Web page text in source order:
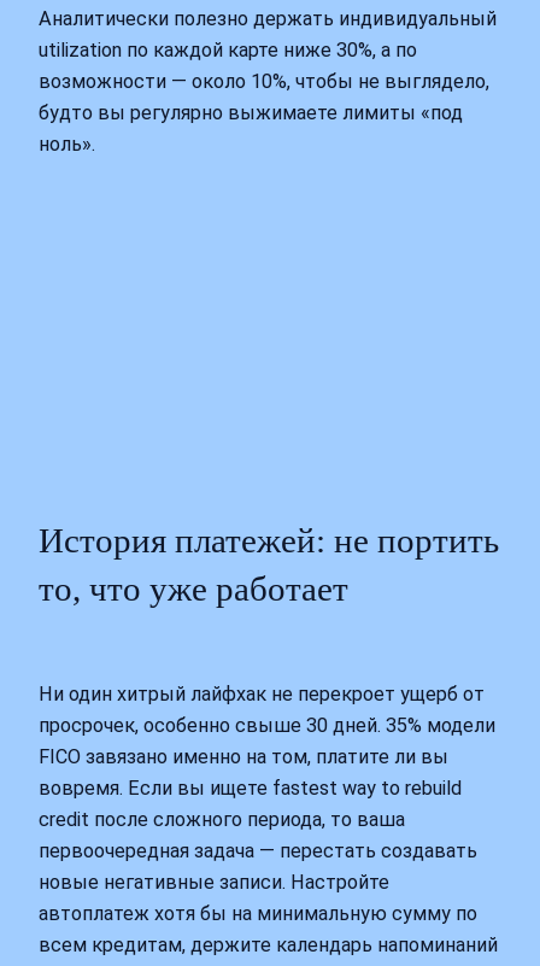
Аналитически полезно держать индивидуальный
utilization по каждой карте ниже 30%, а по
возможности — около 10%, чтобы не выглядело,
будто вы регулярно выжимаете лимиты «под
ноль».
История платежей: не портить
то, что уже работает
Ни один хитрый лайфхак не перекроет ущерб от
просрочек, особенно свыше 30 дней. 35% модели
FICO завязано именно на том, платите ли вы
вовремя. Если вы ищете fastest way to rebuild
credit после сложного периода, то ваша
первоочередная задача — перестать создавать
новые негативные записи. Настройте
автоплатеж хотя бы на минимальную сумму по
всем кредитам, держите календарь напоминаний